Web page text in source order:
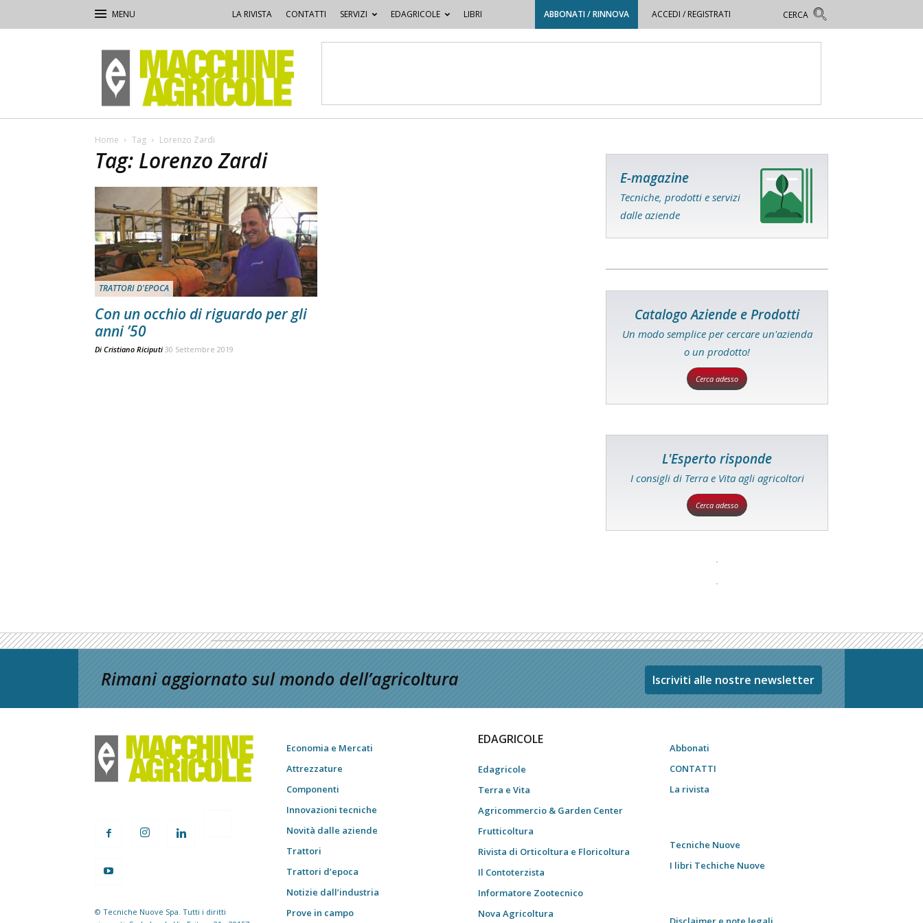
LA RIVISTA CONTATTI SERVIZI EDAGRICOLE LIBRI ABBONATI / RINNOVA ACCEDI / REGISTRATI
Macchine
Agricole
Home Tag Lorenzo Zardi
Tag: Lorenzo Zardi
TRATTORI D'EPOCA
Con un occhio di riguardo per gli
anni ’50
Di Cristiano Riciputi 30 Settembre 2019
E-magazine
Tecniche, prodotti e servizi
dalle aziende
Catalogo Aziende e Prodotti
Un modo semplice per cercare un'azienda
o un prodotto!
Cerca adesso
L'Esperto risponde
I consigli di Terra e Vita agli agricoltori
Cerca adesso
Rimani aggiornato sul mondo dell’agricoltura Iscriviti alle nostre newsletter
© Tecniche Nuove Spa. Tutti i diritti
Economia e Mercati
Attrezzature
Componenti
Innovazioni tecniche
Novità dalle aziende
Trattori
Trattori d’epoca
Notizie dall’industria
Prove in campo
EDAGRICOLE
Edagricole
Terra e Vita
Agricommercio & Garden Center
Frutticoltura
Rivista di Orticoltura e Floricoltura
Il Contoterzista
Informatore Zootecnico
Nova Agricoltura
Abbonati
CONTATTI
La rivista
Tecniche Nuove
I libri Techiche Nuove